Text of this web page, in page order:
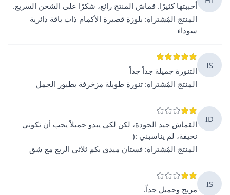
أحببتها كثيرًا. قماش المنتج رائع، شكرًا على الشحن السريع.
المنتج المُشتراة: بلوزة قصيرة الأكمام ذات ياقة دائرية
سوداء
IS
التنورة جميلة جداً جداً
المنتج المُشتراة: تنورة طويلة مزخرفة بطيور الجمل
ID
القماش جيد الجودة، لكن لكي يبدو جميلاً يجب أن تكوني
نحيفة، لم يناسبني :(
المنتج المُشتراة: فستان ميدي بكم ثلاثي الربع مع شق
IS
مريح وجميل جداً.